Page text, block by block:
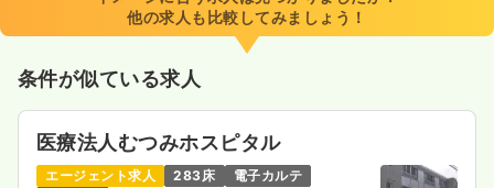
他の求人も比較してみましょう！
条件が似ている求人
医療法人むつみホスピタル
エージェント求人 283床
電子カルテ